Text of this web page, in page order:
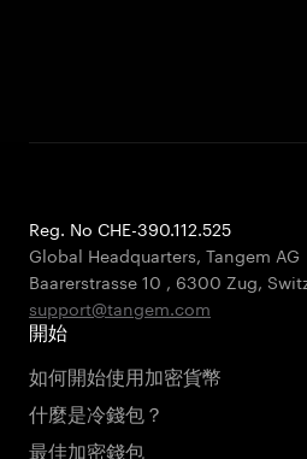
Reg. No CHE-390.112.525
Global Headquarters, Tangem AG
Baarerstrasse 10 , 6300 Zug,
support@tangem.com
開始
如何開始使用加密貨幣
什麼是冷錢包？
最佳加密錢包